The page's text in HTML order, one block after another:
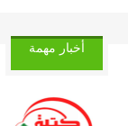
أخبار مهمة